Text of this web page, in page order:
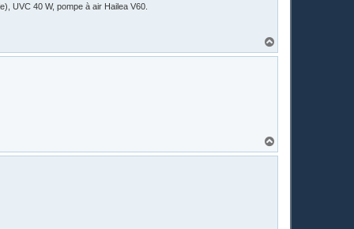
UVC 40 W, pompe à air Hailea V60.
a
a